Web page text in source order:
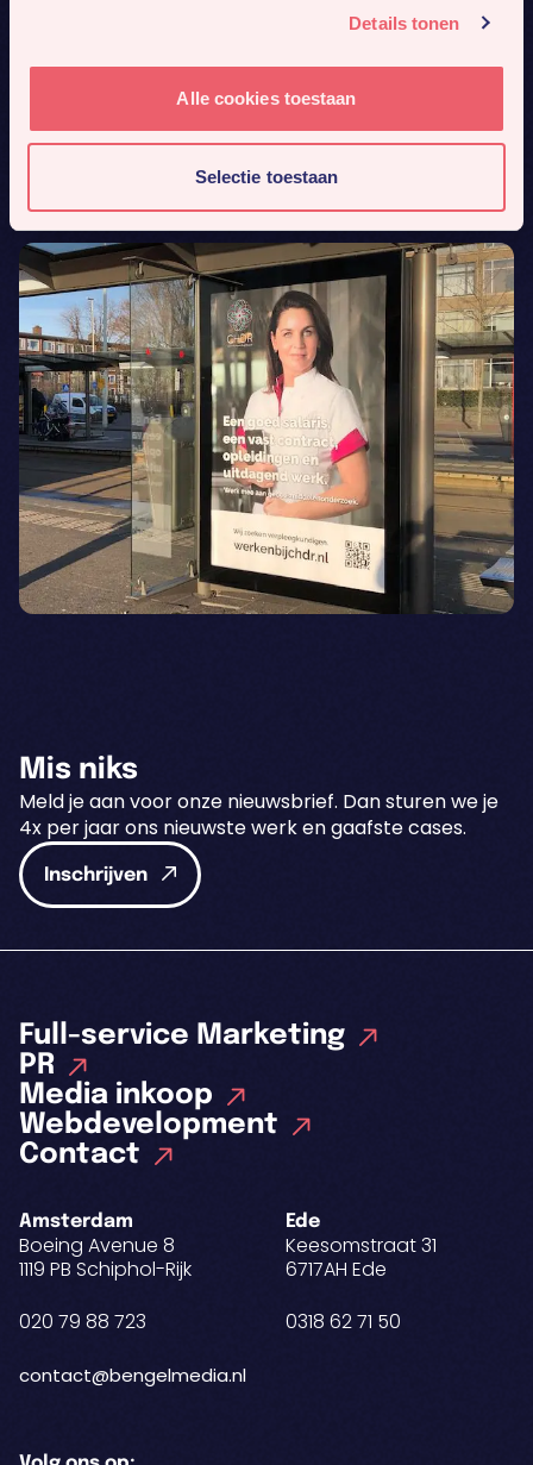
Details tonen
Alle cookies toestaan
Selectie toestaan
Mis niks
Meld je aan voor onze nieuwsbrief. Dan sturen we je
4x per jaar ons nieuwste werk en gaafste cases.
Inschrijven
Full-service Marketing
PR
Media inkoop
Webdevelopment
Contact
Amsterdam
Boeing Avenue 8
1119 PB Schiphol-Rijk
020 79 88 723
Ede
Keesomstraat 31
6717AH Ede
0318 62 71 50
contact@bengelmedia.nl